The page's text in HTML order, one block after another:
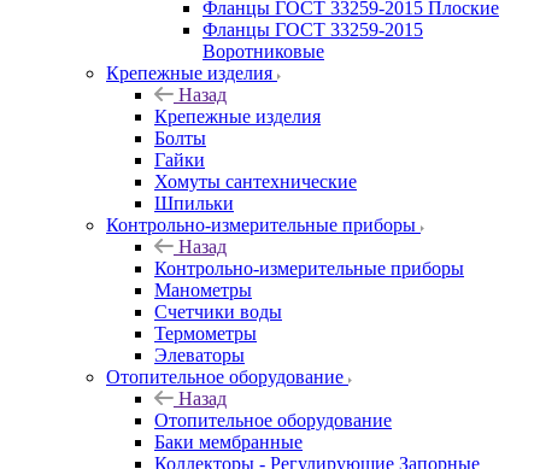
Фланцы ГОСТ 33259-2015 Плоские
Фланцы ГОСТ 33259-2015
Воротниковые
Крепежные изделия
Назад
Крепежные изделия
Болты
Гайки
Хомуты сантехнические
Шпильки
Контрольно-измерительные приборы
Назад
Контрольно-измерительные приборы
Манометры
Счетчики воды
Термометры
Элеваторы
Отопительное оборудование
Назад
Отопительное оборудование
Баки мембранные
Коллекторы - Регулирующие Запорные